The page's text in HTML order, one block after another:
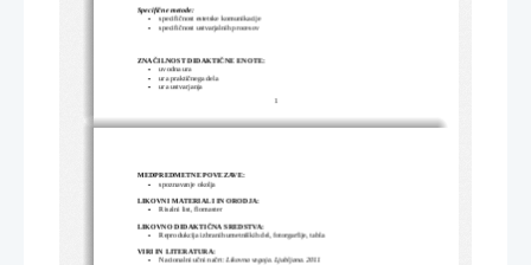
Specifične metode:
-
specifičnost estetske komunikacije
-
specifičnost ustvarjalnih procesov
ZNAČILNOST DIDAKTIČNE ENOTE:
-
uvodna ura
-
ura praktičnega dela
-
ura ustvarjanja
1
MEDPREDMETNE POVEZAVE:
-
spoznavanje okolja
LIKOVNI MATERIALI IN ORODJA:
-
Risalni list, flomaster
LIKOVNO DIDAKTIČNA SREDSTVA:
-
Reprodukcija izbranih umetniških del, fotorgarfije, tabla
VIRI IN LITERATURA:
-
Nacionalni učni načrt: Likovna vzgoja. Ljubljana. 2011